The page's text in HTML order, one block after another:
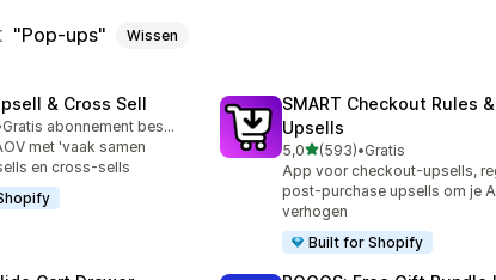
Pop-ups Wissen
& Cross Sell
in totaal
Gratis abonnement beschikbaar
met 'vaak samen
en cross-sells
SMART Checkout Rules &
Upsells
5,0van 5 sterren
(593)
593 recensies in totaal
•Gratis
App voor checkout-upsells,
post-purchase upsells om je
verhogen
Built for Shopify